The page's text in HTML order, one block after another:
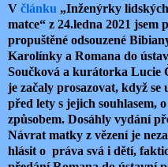
V článku „Inženýrky
matce“ z 24.ledna 2021 jsem
propuštěné odsouzené
Karolínky a Romana do
Součková a kurátorka Lucie
je začaly prosazovat, když se
před lety s jejich souhlasem,
způsobem. Dosáhly vydání
Návrat matky z vězení je
hlásit o práva svá i dětí,